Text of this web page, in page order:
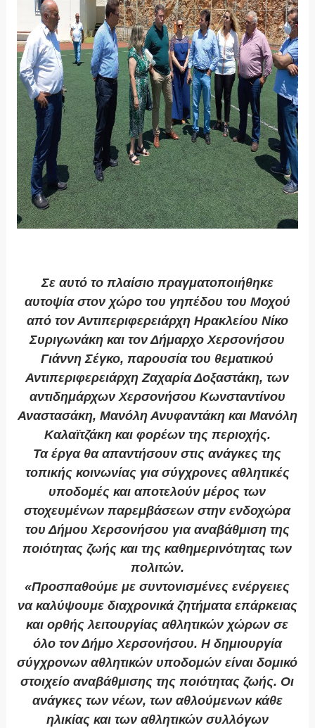
Σε αυτό το πλαίσιο πραγματοποιήθηκε
αυτοψία στον χώρο του γηπέδου του Μοχού
από τον Αντιπεριφερειάρχη Ηρακλείου Νίκο
Συριγωνάκη και τον Δήμαρχο Χερσονήσου
Γιάννη Σέγκο, παρουσία του θεματικού
Αντιπεριφερειάρχη Ζαχαρία Δοξαστάκη, των
αντιδημάρχων Χερσονήσου Κωνσταντίνου
Αναστασάκη, Μανόλη Ανυφαντάκη και Μανόλη
Καλαϊτζάκη και φορέων της περιοχής.
Τα έργα θα απαντήσουν στις ανάγκες της
τοπικής κοινωνίας για σύγχρονες αθλητικές
υποδομές και αποτελούν μέρος των
στοχευμένων παρεμβάσεων στην ενδοχώρα
του Δήμου Χερσονήσου για αναβάθμιση της
ποιότητας ζωής και της καθημερινότητας των
πολιτών.
«Προσπαθούμε με συντονισμένες ενέργειες
να καλύψουμε διαχρονικά ζητήματα επάρκειας
και ορθής λειτουργίας αθλητικών χώρων σε
όλο τον Δήμο Χερσονήσου. Η δημιουργία
σύγχρονων αθλητικών υποδομών είναι δομικό
στοιχείο αναβάθμισης της ποιότητας ζωής. Οι
ανάγκες των νέων, των αθλούμενων κάθε
ηλικίας και των αθλητικών συλλόγων